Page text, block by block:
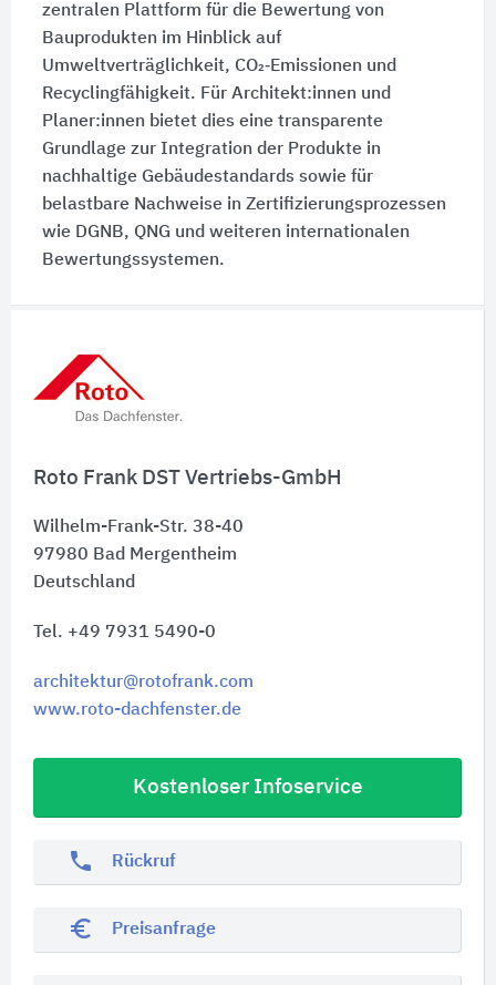
Roto Frank DST Vertriebs-GmbH
Wilhelm-Frank-Str. 38-40
97980 Bad Mergentheim
Deutschland
Tel. +49 7931 5490-0
architektur@rotofrank.com
www.roto-dachfenster.de
Kostenloser Infoservice
phone Rückruf
euro_symbol Preisanfrage
zentralen Plattform für die Bewertung von
Bauprodukten im Hinblick auf
Umweltverträglichkeit, CO₂‑Emissionen und
Recyclingfähigkeit. Für Architekt:innen und
Planer:innen bietet dies eine transparente
Grundlage zur Integration der Produkte in
nachhaltige Gebäudestandards sowie für
belastbare Nachweise in Zertifizierungsprozessen
wie DGNB, QNG und weiteren internationalen
Bewertungssystemen.
Schnelleinstiege